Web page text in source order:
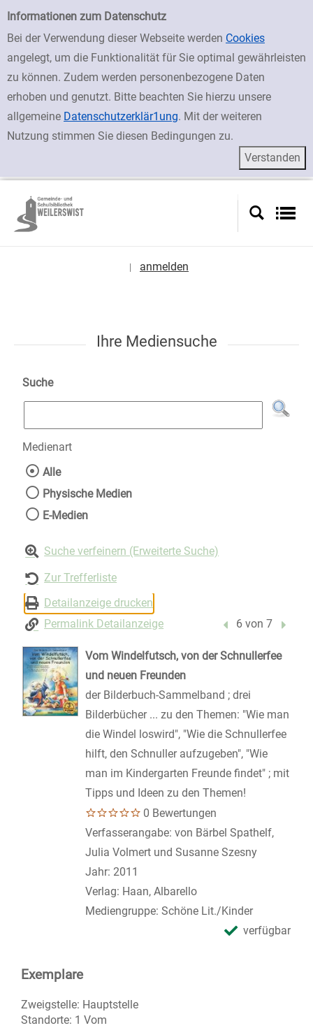
Einfache Suche
Informationen zum Datenschutz
Bei der Verwendung dieser Webseite werden Cookies
angelegt, um die Funktionalität für Sie optimal gewährleisten
zu können. Zudem werden personenbezogene Daten
erhoben und genutzt. Bitte beachten Sie hierzu unsere
allgemeine Datenschutzerklär1ung. Mit der weiteren
Nutzung stimmen Sie diesen Bedingungen zu.
zur Navigation springen
zum Inhalt springen
Zur Detailanzeige springen
anmelden
Ihre Mediensuche
Suche
Medienart
Wählen Sie die Medienart nach der Sie
Alle
Physische Medien
E-Medien
Suche verfeinern (Erweiterte Suche)
Zur Trefferliste
Detailanzeige drucken
Permalink Detailanzeige
Vorheriger Treffer
6 von 7
Vom Windelfutsch, von der Schnullerfee
und neuen Freunden
der Bilderbuch-Sammelband ; drei
Bilderbücher ... zu den Themen: "Wie man
die Windel loswird", "Wie die Schnullerfee
hilft, den Schnuller aufzugeben", "Wie
man im Kindergarten Freunde findet" ; mit
Tipps und Ideen zu den Themen!
0 Bewertungen
Suche nach diesem Verfasser
Verfasserangabe: von Bärbel Spathelf,
Julia Volmert und Susanne Szesny
Jahr: 2011
Verlag: Haan, Albarello
Mediengruppe: Schöne Lit./Kinder
verfügbar
Exemplare
Zweigstelle: Hauptstelle
Standorte: 1 Vom